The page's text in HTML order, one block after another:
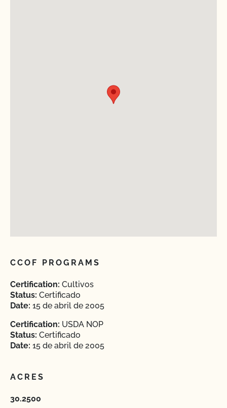
CCOF PROGRAMS
Certification: Cultivos
Status: Certificado
Date: 15 de abril de 2005
Certification: USDA NOP
Status: Certificado
Date: 15 de abril de 2005
ACRES
30.2500